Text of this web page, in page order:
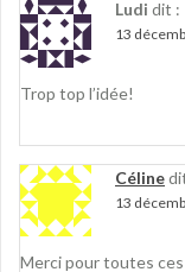
Ludi dit :
13
Trop top l’idée!
Céline
13
Merci pour toutes ces